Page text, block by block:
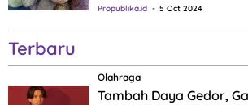
Propublika.id 5 Oct 2024
Terbaru
Olahraga
Tambah Daya Gedor,